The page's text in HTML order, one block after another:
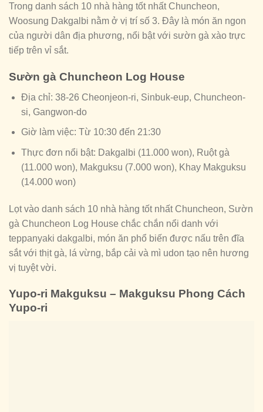
Trong danh sách 10 nhà hàng tốt nhất Chuncheon,
Woosung Dakgalbi nằm ở vị trí số 3. Đây là món ăn ngon
của người dân địa phương, nổi bật với sườn gà xào trực
tiếp trên vỉ sắt.
Sườn gà Chuncheon Log House
Địa chỉ: 38-26 Cheonjeon-ri, Sinbuk-eup, Chuncheon-
si, Gangwon-do
Giờ làm việc: Từ 10:30 đến 21:30
Thực đơn nổi bật: Dakgalbi (11.000 won), Ruột gà
(11.000 won), Makguksu (7.000 won), Khay Makguksu
(14.000 won)
Lọt vào danh sách 10 nhà hàng tốt nhất Chuncheon, Sườn
gà Chuncheon Log House chắc chắn nổi danh với
teppanyaki dakgalbi, món ăn phổ biến được nấu trên đĩa
sắt với thịt gà, lá vừng, bắp cải và mì udon tạo nên hương
vị tuyệt vời.
Yupo-ri Makguksu – Makguksu Phong Cách
Yupo-ri